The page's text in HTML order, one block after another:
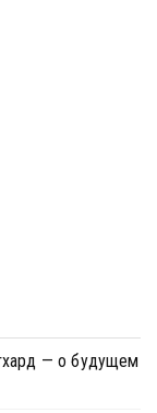
— о будущем